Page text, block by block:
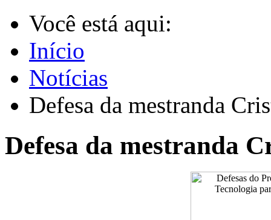
Você está aqui:
Início
Notícias
Defesa da mestranda
Defesa da mestranda